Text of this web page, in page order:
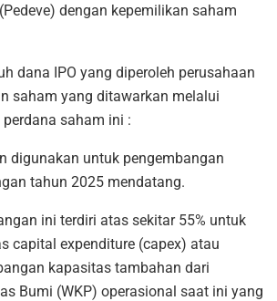
dengan kepemilikan saham
dana IPO yang diperoleh perusahaan
saham yang ditawarkan melalui
saham ini :
digunakan untuk pengembangan
tahun 2025 mendatang.
ini terdiri atas sekitar 55% untuk
capital expenditure (capex) atau
kapasitas tambahan dari
Bumi (WKP) operasional saat ini yang